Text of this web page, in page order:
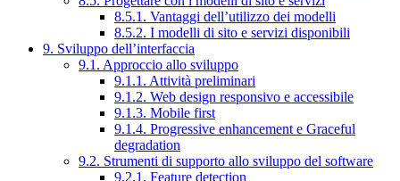
8.5.1. Vantaggi dell’utilizzo dei modelli
8.5.2. I modelli di sito e servizi disponibili
9. Sviluppo dell’interfaccia
9.1. Approccio allo sviluppo
9.1.1. Attività preliminari
9.1.2. Web design responsivo e accessibile
9.1.3. Mobile first
9.1.4. Progressive enhancement e Graceful
degradation
9.2. Strumenti di supporto allo sviluppo del software
9.2.1. Feature detection